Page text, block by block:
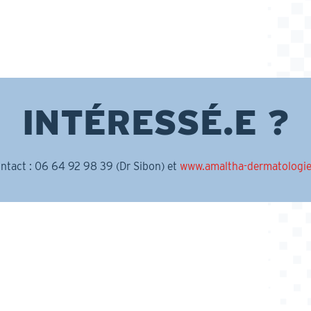
INTÉRESSÉ.E ?
: 06 64 92 98 39 (Dr Sibon) etwww.amaltha-